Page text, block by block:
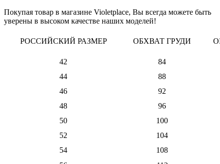
Покупая товар в магазине Violetplace, Вы всегда можете быть
уверены в высоком качестве наших моделей!
РОССИЙСКИЙ РАЗМЕР ОБХВАТ ГРУДИ
42
84
44
88
46
92
48
96
50
100
52
104
54
108